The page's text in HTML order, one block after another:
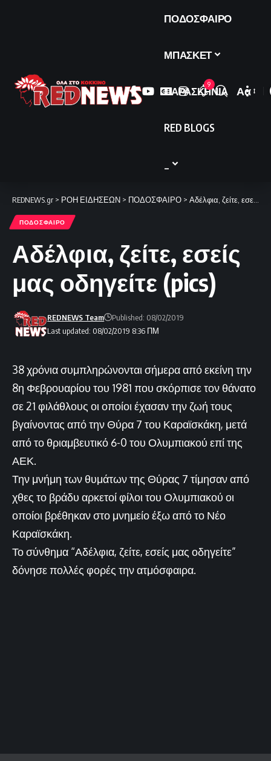
ΠΟΔΟΣΦΑΙΡΟ
ΜΠΑΣΚΕΤ
ΠΑΡΑΣΚΗΝΙΑ
RED BLOGS
9
Font
Αα
REDNEWS.gr > ΡΟΗ ΕΙΔΗΣΕΩΝ > ΠΟΔΟΣΦΑΙΡΟ > Αδέλφια, ζείτε, εσείς μας οδηγείτε (pics)
ΠΟΔΟΣΦΑΙΡΟ
Αδέλφια, ζείτε, εσείς
μας οδηγείτε (pics)
Last updated: 08/02/2019 8:36 ΠΜ
REDNEWS Team Published: 08/02/2019
38 χρόνια συμπληρώνονται σήμερα από εκείνη την
8η Φεβρουαρίου του 1981 που σκόρπισε τον θάνατο
σε 21 φιλάθλους οι οποίοι έχασαν την ζωή τους
βγαίνοντας από την Θύρα 7 του Καραϊσκάκη, μετά
από το θριαμβευτικό 6-0 του Ολυμπιακού επί της
ΑΕΚ.
Την μνήμη των θυμάτων της Θύρας 7 τίμησαν από
χθες το βράδυ αρκετοί φίλοι του Ολυμπιακού οι
οποίοι βρέθηκαν στο μνημείο έξω από το Νέο
Καραϊσκάκη.
Το σύνθημα “Αδέλφια, ζείτε, εσείς μας οδηγείτε”
δόνησε πολλές φορές την ατμόσφαιρα.